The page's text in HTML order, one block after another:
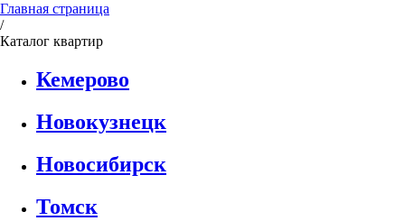
Главная страница
/
Каталог квартир
Кемерово
Новокузнецк
Новосибирск
Томск